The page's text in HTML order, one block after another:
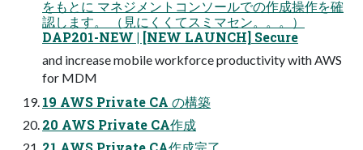
をもとに マネジメントコンソールでの作成操作を確
認します。 （見にくくてスミマセン。。。）
DAP201-NEW | [NEW LAUNCH] Secure
and increase mobile workforce productivity with AWS
for MDM
19 AWS Private CA の構築
20 AWS Private CA作成